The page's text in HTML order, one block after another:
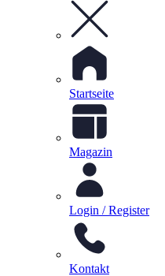
Startseite
Magazin
Login / Register
Kontakt